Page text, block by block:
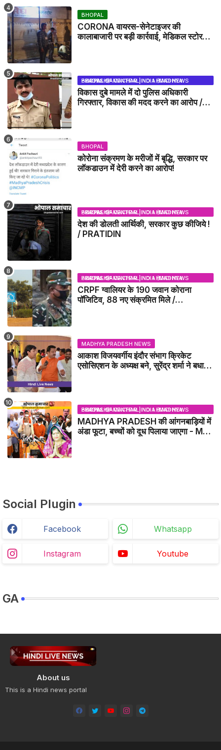
BHOPAL
CORONA वायरस-सेनेटाइजर की
कालाबाजारी पर बड़ी कार्रवाई, मेडिकल स्टोर
BHOPAL SAMACHAR | NO 1 HINDI NEWS PORTAL OF CENTRAL INDIA (MADHYA PRADESH)
विकास दुबे मामले में दो पुलिस अधिकारी
गिरफ्तार, विकास की मदद करने का आरोप /
BHOPAL
कोरोना संक्रमण के मरीजों में बृद्धि, सरकार पर
लॉकडाउन में देरी करने का आरोप!
BHOPAL SAMACHAR | NO 1 HINDI NEWS PORTAL OF CENTRAL INDIA (MADHYA PRADESH)
देश की डोलती आर्थिकी, सरकार कुछ कीजिये !
/ PRATIDIN
BHOPAL SAMACHAR | NO 1 HINDI NEWS PORTAL OF CENTRAL INDIA (MADHYA PRADESH)
CRPF ग्वालियर के 190 जवान कोराना
पॉजिटिव, 88 नए संक्रमित मिले /
MADHYA PRADESH NEWS
आकाश विजयवर्गीय इंदौर संभाग क्रिकेट
एसोसिएशन के अध्यक्ष बने, सुरेंद्र शर्मा ने बधाई
BHOPAL SAMACHAR | NO 1 HINDI NEWS PORTAL OF CENTRAL INDIA (MADHYA PRADESH)
MADHYA PRADESH की आंगनबाड़ियों में
अंडा फूटा, बच्चों को दूध पिलाया जाएगा - MP
Social Plugin
Facebook Whatsapp
Instagram Youtube
GA
About us
This is a Hindi news portal